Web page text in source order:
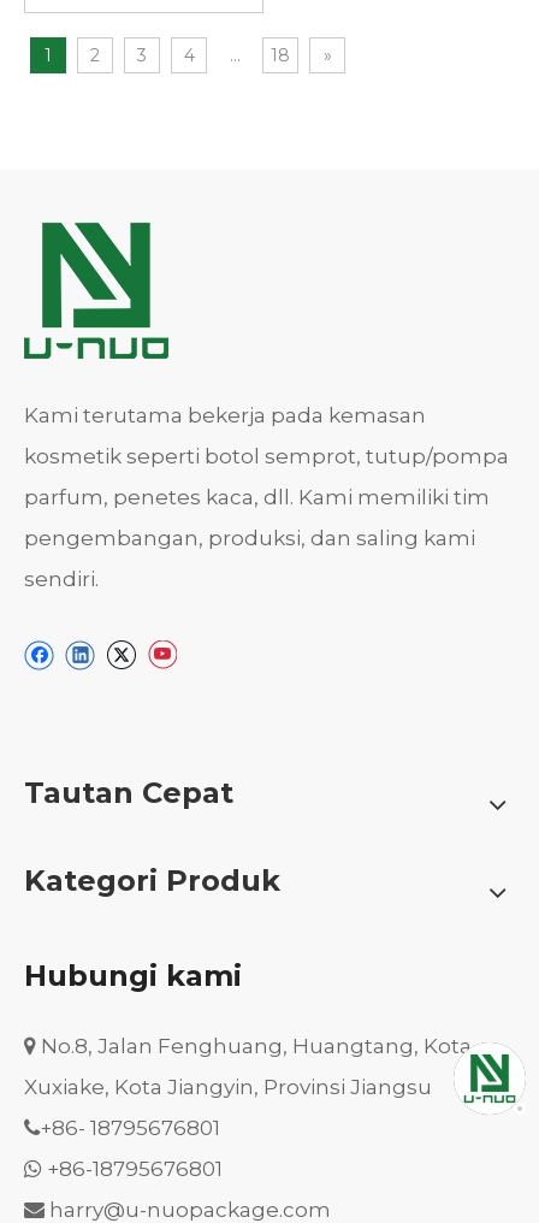
grosir
1
2 3 4 ... 18 »
Kami terutama bekerja pada kemasan
kosmetik seperti botol semprot, tutup/pompa
parfum, penetes kaca, dll. Kami memiliki tim
pengembangan, produksi, dan saling kami
sendiri.
Tautan Cepat
Kategori Produk
Hubungi kami
 No.8, Jalan Fenghuang, Huangtang, Kota
Xuxiake, Kota Jiangyin, Provinsi Jiangsu
+86- 18795676801
 +86-18795676801
 harry@u-nuopackage.com